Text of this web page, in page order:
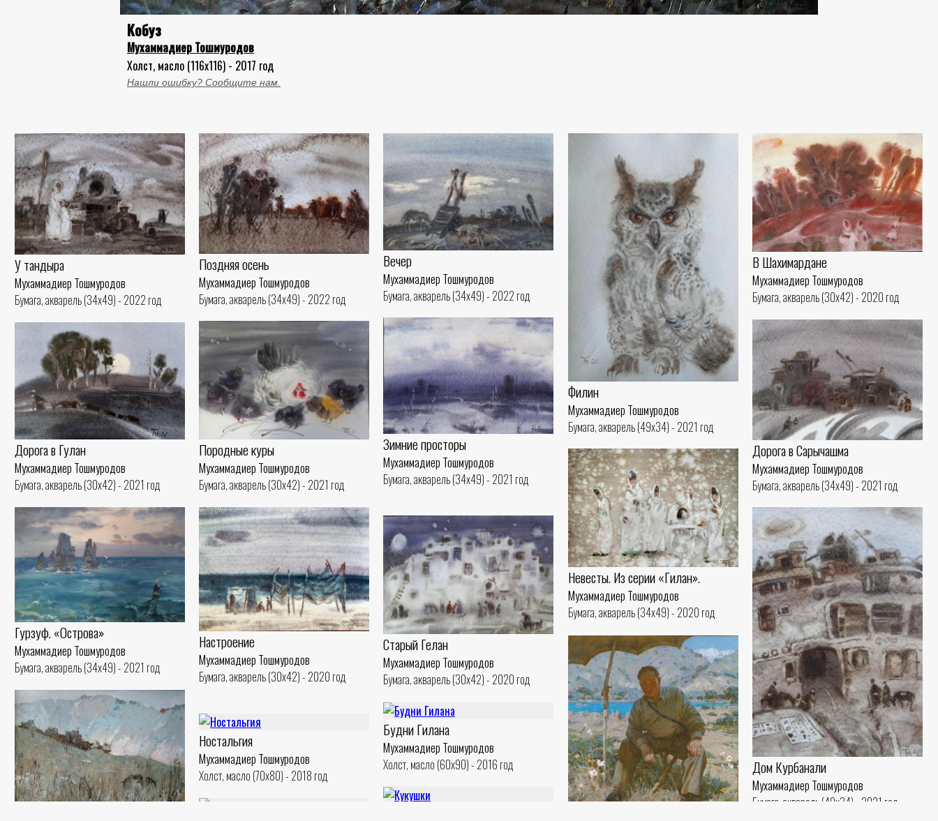
Кобуз
Мухаммадиер Тошмуродов
Холст, масло (116x116) - 2017 год
Нашли ошибку? Сообщите нам.
У тандыра
Мухаммадиер Тошмуродов
Бумага, акварель (34x49) - 2022 год
Поздняя осень
Мухаммадиер Тошмуродов
Бумага, акварель (34x49) - 2022 год
Вечер
Мухаммадиер Тошмуродов
Бумага, акварель (34x49) - 2022 год
Филин
Мухаммадиер Тошмуродов
Бумага, акварель (49x34) - 2021 год
В Шахимардане
Мухаммадиер Тошмуродов
Бумага, акварель (30x42) - 2020 год
Зимние просторы
Мухаммадиер Тошмуродов
Бумага, акварель (34x49) - 2021 год
Дорога в Сарычашма
Мухаммадиер Тошмуродов
Бумага, акварель (34x49) - 2021 год
Породные куры
Мухаммадиер Тошмуродов
Бумага, акварель (30x42) - 2021 год
Дорога в Гулан
Мухаммадиер Тошмуродов
Бумага, акварель (30x42) - 2021 год
Невесты. Из серии «Гилан».
Мухаммадиер Тошмуродов
Бумага, акварель (34x49) - 2020 год
Гурзуф. «Острова»
Мухаммадиер Тошмуродов
Бумага, акварель (34x49) - 2021 год
Настроение
Мухаммадиер Тошмуродов
Бумага, акварель (30x42) - 2020 год
Дом Курбанали
Мухаммадиер Тошмуродов
Бумага, акварель (49x34) - 2021 год
Старый Гелан
Мухаммадиер Тошмуродов
Бумага, акварель (30x42) - 2020 год
Будни Гилана
Мухаммадиер Тошмуродов
Холст, масло (60x90) - 2016 год
Ностальгия
Мухаммадиер Тошмуродов
Холст, масло (70x80) - 2018 год